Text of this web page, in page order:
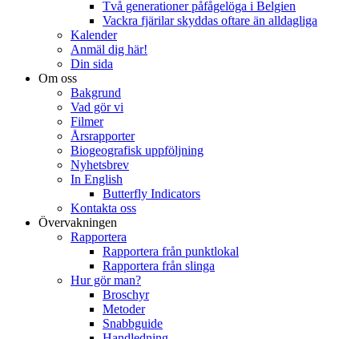
Två generationer påfågelöga i Belgien
Vackra fjärilar skyddas oftare än alldagliga
Kalender
Anmäl dig här!
Din sida
Om oss
Bakgrund
Vad gör vi
Filmer
Årsrapporter
Biogeografisk uppföljning
Nyhetsbrev
In English
Butterfly Indicators
Kontakta oss
Övervakningen
Rapportera
Rapportera från punktlokal
Rapportera från slinga
Hur gör man?
Broschyr
Metoder
Snabbguide